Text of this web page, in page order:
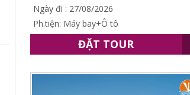
Ngày đi : 27/08/2026
Ph.tiện: Máy bay+Ô tô
ĐẶT TOUR